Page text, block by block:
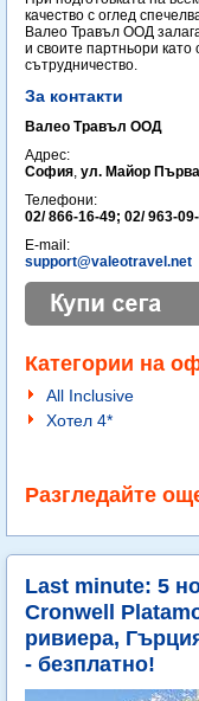
качество с оглед
Валео Травъл ООД
и своите партньори
сътрудничество.
За контакти
Валео Травъл ООД
Адрес:
София, ул. Майор
Телефони:
02/ 866-16-49; 02/ 963-
E-mail:
support@valeotravel.net
Категории на
All Inclusive
Хотел 4*
Разгледайте
Last minute: 5
Cronwell
ривиера,
- безплатно!